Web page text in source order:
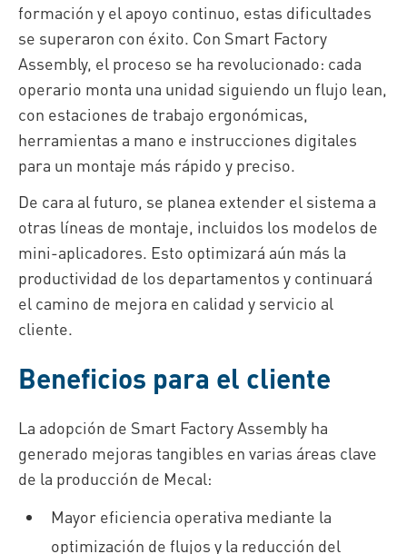
formación y el apoyo continuo, estas dificultades
se superaron con éxito. Con Smart Factory
Assembly, el proceso se ha revolucionado: cada
operario monta una unidad siguiendo un flujo lean,
con estaciones de trabajo ergonómicas,
herramientas a mano e instrucciones digitales
para un montaje más rápido y preciso.
De cara al futuro, se planea extender el sistema a
otras líneas de montaje, incluidos los modelos de
mini-aplicadores. Esto optimizará aún más la
productividad de los departamentos y continuará
el camino de mejora en calidad y servicio al
cliente.
Beneficios para el cliente
La adopción de Smart Factory Assembly ha
generado mejoras tangibles en varias áreas clave
de la producción de Mecal:
Mayor eficiencia operativa mediante la
optimización de flujos y la reducción del